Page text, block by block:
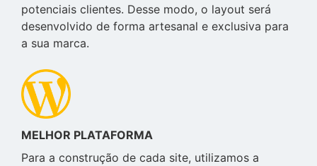
potenciais clientes. Desse modo, o layout será
desenvolvido de forma artesanal e exclusiva para
a sua marca.
MELHOR PLATAFORMA
Para a construção de cada site, utilizamos a